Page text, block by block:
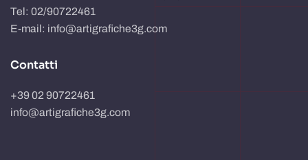
Tel: 02/90722461
E-mail: info@artigrafiche3g.com
Contatti
+39 02 90722461
info@artigrafiche3g.com